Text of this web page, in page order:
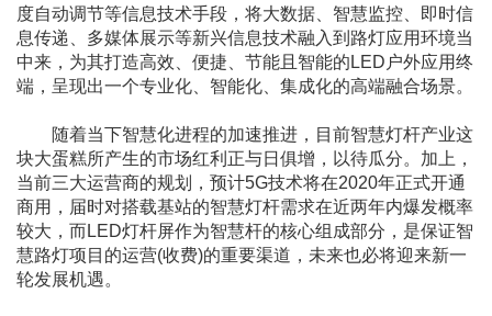
度自动调节等信息技术手段，将大数据、智慧监控、即时信
息传递、多媒体展示等新兴信息技术融入到路灯应用环境当
中来，为其打造高效、便捷、节能且智能的LED户外应用终
端，呈现出一个专业化、智能化、集成化的高端融合场景。
随着当下智慧化进程的加速推进，目前智慧灯杆产业这
块大蛋糕所产生的市场红利正与日俱增，以待瓜分。加上，
当前三大运营商的规划，预计5G技术将在2020年正式开通
商用，届时对搭载基站的智慧灯杆需求在近两年内爆发概率
较大，而LED灯杆屏作为智慧杆的核心组成部分，是保证智
慧路灯项目的运营(收费)的重要渠道，未来也必将迎来新一
轮发展机遇。